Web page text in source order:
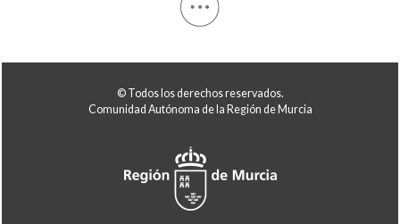
© Todos los derechos reservados.
Comunidad Autónoma de la Región de Murcia